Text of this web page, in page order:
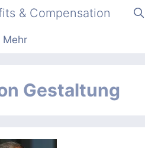
& Compensation
Mehr
Gestaltung